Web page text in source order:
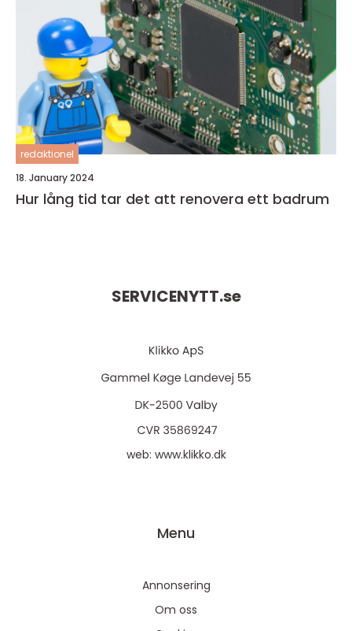
redaktionel
18. January 2024
Hur lång tid tar det att renovera ett badrum
SERVICENYTT.se
web: www.klikko.dk
Menu
Annonsering
Om oss